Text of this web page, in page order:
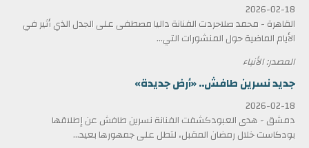
2026-02-18
القاهرة - محمد صلاحردت الفنانة داليا مصطفى على الجدل الذي أثير في
الأيام الماضية حول المنشورات التي...
المصدر: الأنباء
جديد نسرين طافش.. «أرض جديدة»
2026-02-18
دمشق - هدى العبودكشفت الفنانة نسرين طافش عن إطلاقها
بودكاست خلال رمضان المقبل، لتطل على جمهورها بعيد...